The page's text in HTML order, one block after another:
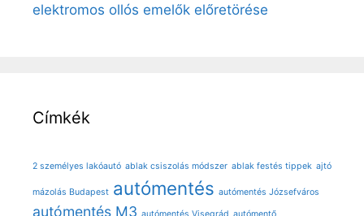
elektromos ollós emelők előretörése
Címkék
2 személyes lakóautó ablak csiszolás módszer ablak festés tippek ajtó
mázolás Budapest autómentés autómentés Józsefváros
autómentés M3 autómentés Visegrád autómentő